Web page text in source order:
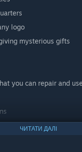
logo
mysterious gifts
you can repair and
optimization
ЧИТАТИ ДАЛІ